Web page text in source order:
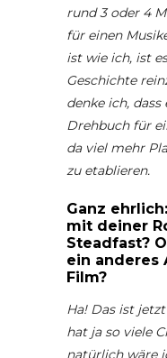
rund 3 oder 4
für einen
ist wie ich, ist
Geschichte
denke ich, dass
Drehbuch für
da viel mehr
zu etablieren.
Ganz
mit deiner
Steadfast?
ein anderes
Film?
Ha! Das ist
hat ja so viele
natürlich wäre